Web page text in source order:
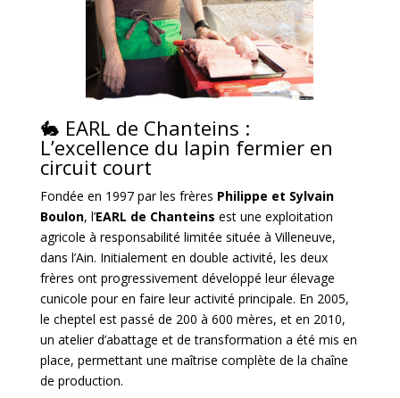
🐇 EARL de Chanteins :
L’excellence du lapin fermier en
circuit court
Fondée en 1997 par les frères Philippe et Sylvain
Boulon, l’EARL de Chanteins est une exploitation
agricole à responsabilité limitée située à Villeneuve,
dans l’Ain. Initialement en double activité, les deux
frères ont progressivement développé leur élevage
cunicole pour en faire leur activité principale. En 2005,
le cheptel est passé de 200 à 600 mères, et en 2010,
un atelier d’abattage et de transformation a été mis en
place, permettant une maîtrise complète de la chaîne
de production.